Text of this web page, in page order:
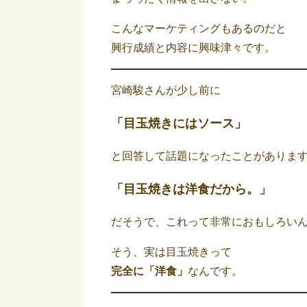
こんなマーケティングもあるのだと
興行成績と内容に興味津々です。
宮崎駿さんが少し前に
「目玉焼きにはソース」
と回答して話題になったことがあります
「目玉焼きは洋食だから。」
だそうで、これって非常におもしろいん
そう、実は目玉焼きって
完全に「洋食」 なんです。